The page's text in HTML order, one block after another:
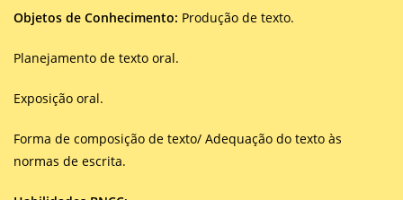
Objetos de Conhecimento: Produção de texto.
Planejamento de texto oral.
Exposição oral.
Forma de composição de texto/ Adequação do texto às
normas de escrita.